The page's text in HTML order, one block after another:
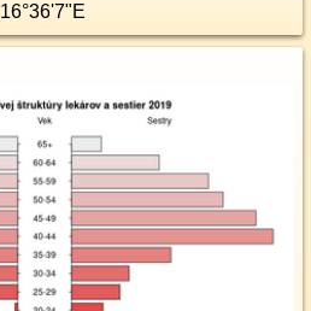
16°36'7"E